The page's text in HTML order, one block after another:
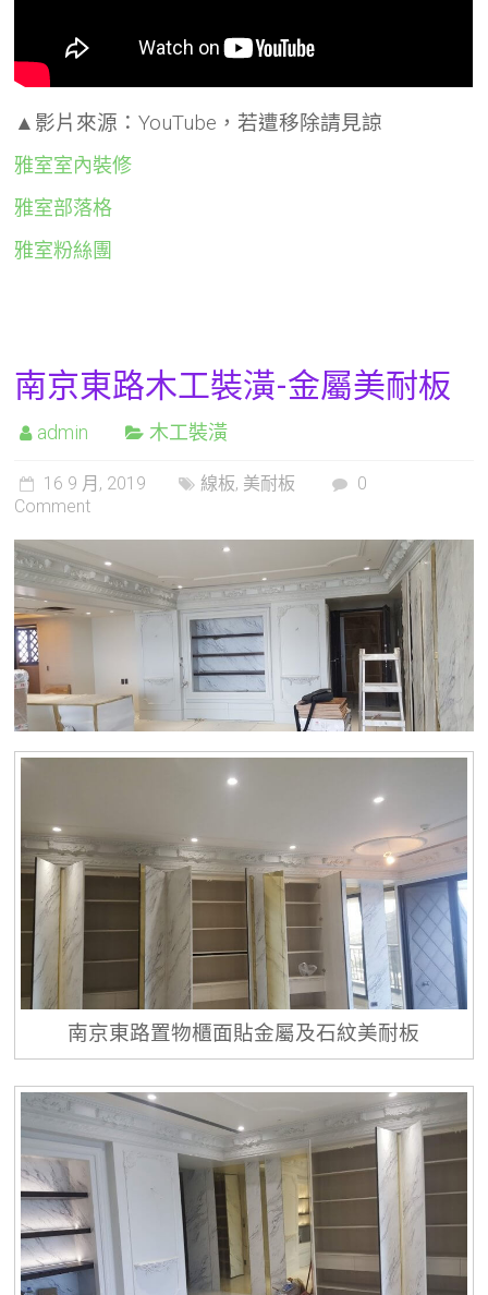
▲影片來源：YouTube，若遭移除請見諒
雅室室內裝修
雅室部落格
雅室粉絲團
南京東路木工裝潢-金屬美耐板
admin 木工裝潢
16 9 月, 2019 線板, 美耐板
0
Comment
南京東路置物櫃面貼金屬及石紋美耐板